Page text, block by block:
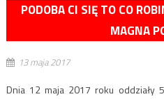
PODOBA CI SIĘ TO CO
MAGNA
13 maja 2017
Dnia 12 maja 2017 roku oddziały